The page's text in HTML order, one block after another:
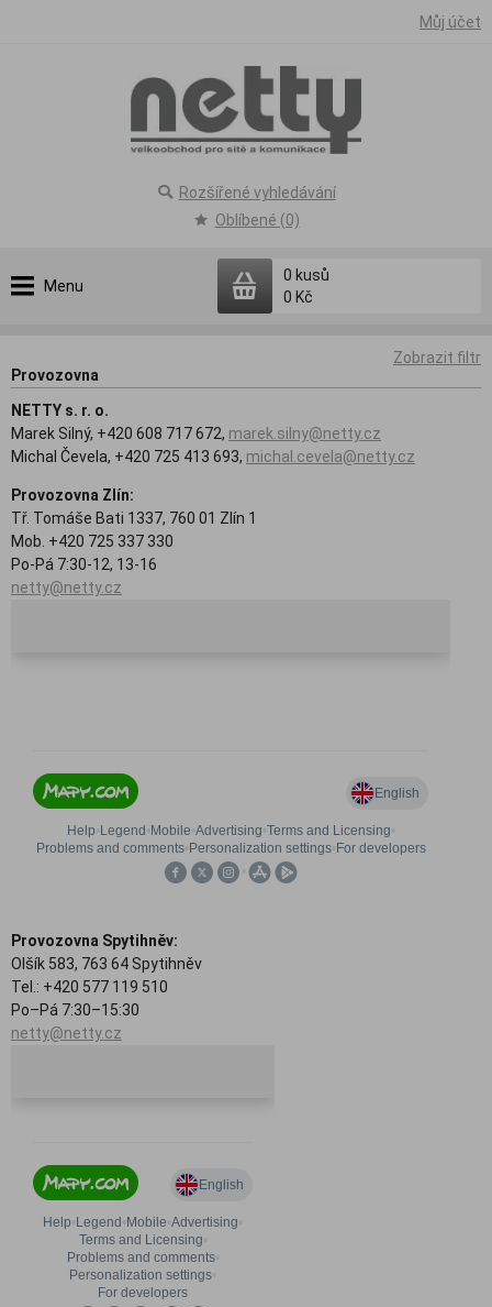
Můj účet
Menu
0 kusů
0 Kč
Rozšířené vyhledávání
Oblíbené (0)
Zobrazit filtr
Provozovna
NETTY s. r. o.
Marek Silný, +420 608 717 672, marek.silny@netty.cz
Michal Čevela, +420 725 413 693, michal.cevela@netty.cz
Provozovna Zlín:
Tř. Tomáše Bati 1337, 760 01 Zlín 1
Mob. +420 725 337 330
Po-Pá 7:30-12, 13-16
netty@netty.cz
Provozovna Spytihněv:
Olšík 583, 763 64 Spytihněv
Tel.: +420 577 119 510
Po–Pá 7:30–15:30
netty@netty.cz